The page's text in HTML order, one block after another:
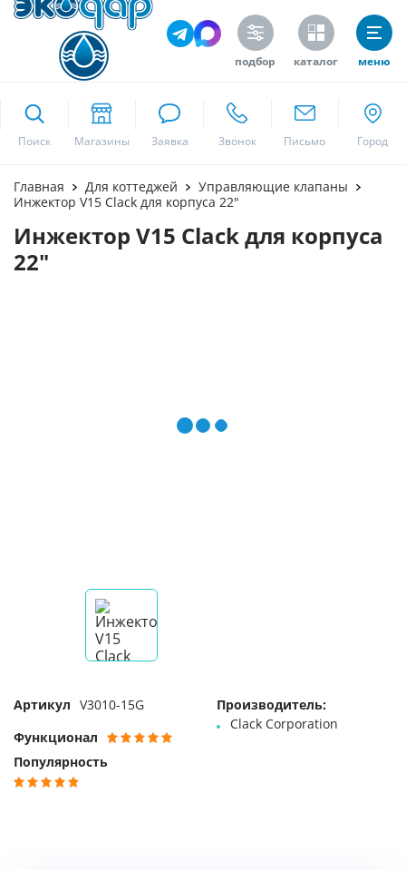
подбор каталог меню
Поиск
Москва
Главная Для коттеджей
Управляющие клапаны
Инжектор V15 Clack для корпуса 22"
Инжектор V15 Clack для корпуса
22"
Артикул V3010-15G
Функционал
Популярность
Производитель:
Clack Corporation